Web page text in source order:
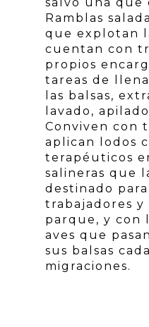
Ramblas
que explotan
cuentan con
propios
tareas de
las balsas,
lavado,
Conviven con
aplican lodos
terapéuticos
salineras que
destinado
trabajadores y
parque, y con
aves que
sus balsas
migraciones.